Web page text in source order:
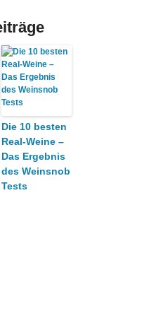
Die 10 besten
Real-Weine –
Das Ergebnis
des Weinsnob
Tests